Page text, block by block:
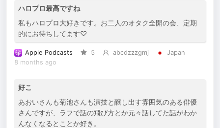
ハロプロ最高ですね
私もハロプロ大好きです。お二人のオタク全開の会、定期
的にお待ちしてます♡
Apple Podcasts 5 abcdzzzgmj
Japan
8 months ago
好こ
あおいさんも菊池さんも演技と醸し出す雰囲気のある俳優
さんですが、ラフで話の飛び方とか元々話してた話がわか
んなくなるとことか好き。